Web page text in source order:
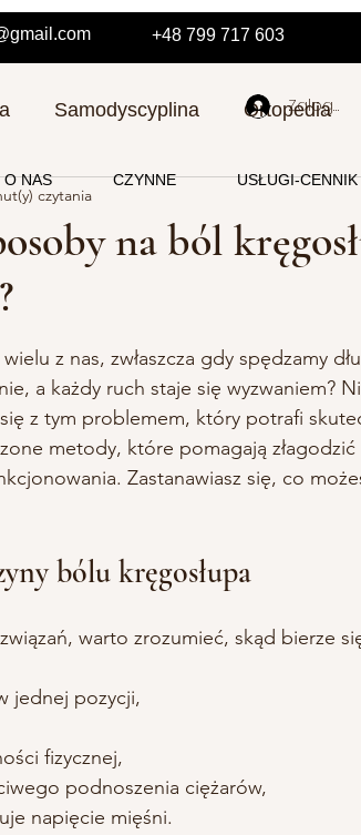
+48 799 717 603
Zaloguj
O NAS CZYNNE USŁUGI-CENNIK
Samodyscyplina Ortopedia
na ból
czytania
z nas, zwłaszcza gdy spędzamy
a każdy ruch staje się wyzwaniem?
z tym problemem, który potrafi
metody, które pomagają
Zastanawiasz się, co
bólu kręgosłupa
warto zrozumieć, skąd bierze
jednej pozycji,
fizycznej,
podnoszenia ciężarów,
napięcie mięśni.